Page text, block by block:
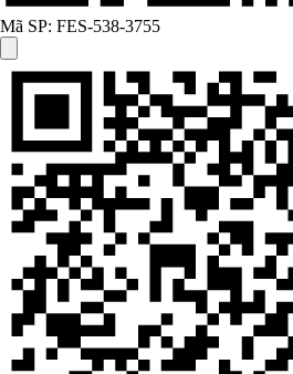
Mã SP: FES-538-3755